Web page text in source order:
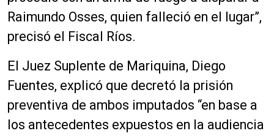
Raimundo Osses, quien falleció en el lugar”,
precisó el Fiscal Ríos.
El Juez Suplente de Mariquina, Diego
Fuentes, explicó que decretó la prisión
preventiva de ambos imputados “en base a
los antecedentes expuestos en la audiencia